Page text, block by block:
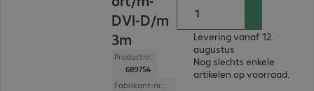
DVI-D/m
3m
Productnr.:
689754
Fabrikant-nr.:
Levering vanaf 12.
augustus
Nog slechts enkele
artikelen op voorraad.